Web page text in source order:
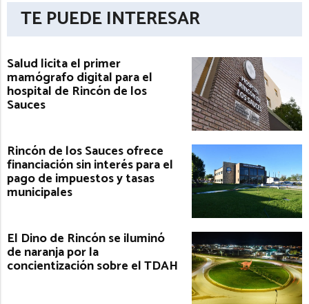
TE PUEDE INTERESAR
Salud licita el primer
mamógrafo digital para el
hospital de Rincón de los
Sauces
Rincón de los Sauces ofrece
financiación sin interés para el
pago de impuestos y tasas
municipales
El Dino de Rincón se iluminó
de naranja por la
concientización sobre el TDAH